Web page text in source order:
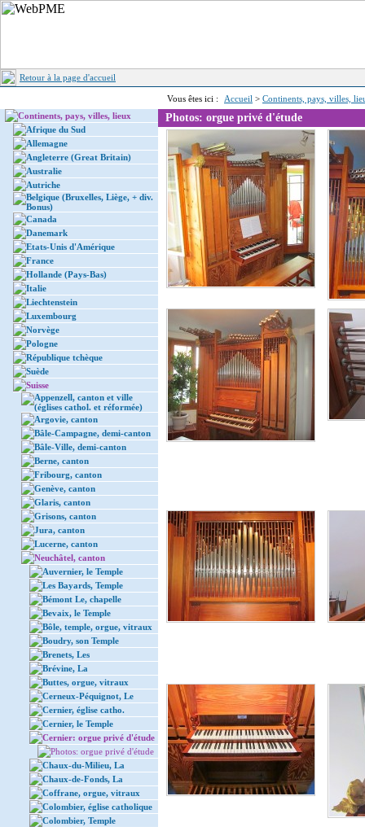
Retour à la page d'accueil
Vous êtes ici : Accueil > Continents, pays, villes,
Continents, pays, villes, lieux
Afrique du Sud
Allemagne
Angleterre (Great Britain)
Australie
Autriche
Belgique (Bruxelles, Liège, + div.
Bonus)
Canada
Danemark
Etats-Unis d'Amérique
France
Hollande (Pays-Bas)
Italie
Liechtenstein
Luxembourg
Norvège
Pologne
République tchèque
Suède
Suisse
Appenzell, canton et ville
(églises cathol. et réformée)
Argovie, canton
Bâle-Campagne, demi-canton
Bâle-Ville, demi-canton
Berne, canton
Fribourg, canton
Genève, canton
Glaris, canton
Grisons, canton
Jura, canton
Lucerne, canton
Neuchâtel, canton
Auvernier, le Temple
Les Bayards, Temple
Bémont Le, chapelle
Bevaix, le Temple
Bôle, temple, orgue, vitraux
Boudry, son Temple
Brenets, Les
Brévine, La
Buttes, orgue, vitraux
Cerneux-Péquignot, Le
Cernier, église catho.
Cernier, le Temple
Cernier: orgue privé d'étude
Photos: orgue privé d'étude
Chaux-du-Milieu, La
Chaux-de-Fonds, La
Coffrane, orgue, vitraux
Colombier, église catholique
Colombier, Temple
Photos: orgue privé d'étude